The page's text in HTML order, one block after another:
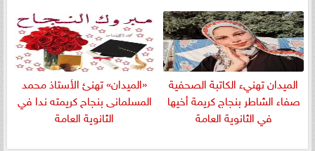
الميدان تهنيء الكاتبة الصحفية
صفاء الشاطر بنجاج كريمة أخيها
في الثانوية العامة
«الميدان» تهنئ الأستاذ محمد
المسلمانى بنجاح كريمته ندا في
الثانوية العامة